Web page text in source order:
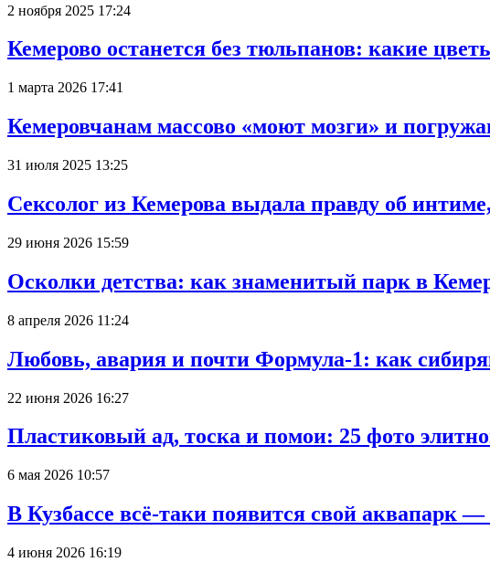
2 ноября 2025 17:24
Кемерово останется без тюльпанов: какие
1 марта 2026 17:41
Кемеровчанам массово «моют мозги» и
31 июля 2025 13:25
Сексолог из Кемерова выдала правду об
29 июня 2026 15:59
Осколки детства: как знаменитый парк в
8 апреля 2026 11:24
Любовь, авария и почти Формула-1: как
22 июня 2026 16:27
Пластиковый ад, тоска и помои: 25 фото
6 мая 2026 10:57
В Кузбассе всё-таки появится свой аквапарк —
4 июня 2026 16:19